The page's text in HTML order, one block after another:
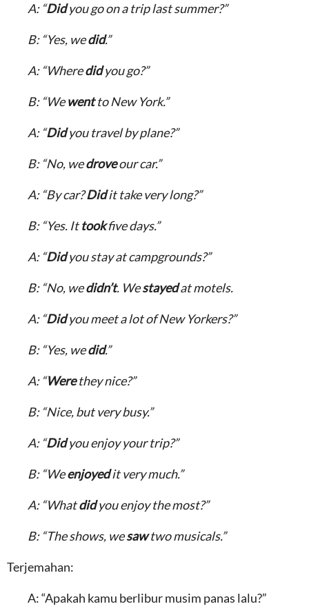
A: “Didyou go on a trip last summer?”
B: “Yes, wedid.”
A: “Wheredidyou go?”
B: “Wewentto New York.”
A: “Didyou travel by plane?”
B: “No, wedroveour car.”
A: “By car?Didit take very long?”
B: “Yes. Ittookfive days.”
A: “Didyou stay at campgrounds?”
B: “No, wedidn’t. Westayedat motels.
A: “Didyou meet a lot of New Yorkers?”
B: “Yes, wedid.”
A: “Werethey nice?”
B: “Nice, but very busy.”
A: “Didyou enjoy your trip?”
B: “Weenjoyedit very much.”
A: “Whatdidyou enjoy the most?”
B: “The shows, wesawtwo musicals.”
Terjemahan:
A: “Apakah kamu berlibur musim panas lalu?”